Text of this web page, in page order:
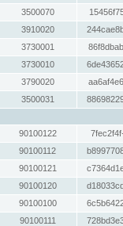
3500070
3910020
3730001
3730010
3790020
3500031
90100122
90100112
90100121
90100120
90100100
90100111